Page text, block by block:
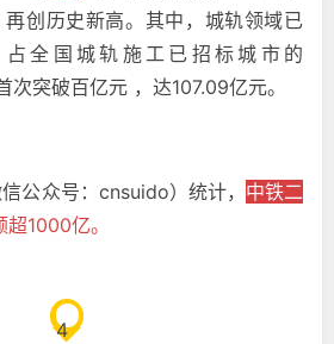
创历史新高。其中，城轨领域已
全国城轨施工已招标城市的
突破百亿元 ，达107.09亿元。
公众号：cnsuido）统计， 中铁二
1000亿。
4